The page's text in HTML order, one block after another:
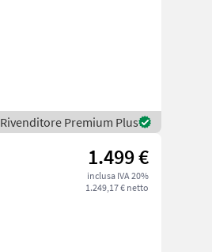
Rivenditore Premium Plus
1.499 €
inclusa IVA 20%
1.249,17 € netto